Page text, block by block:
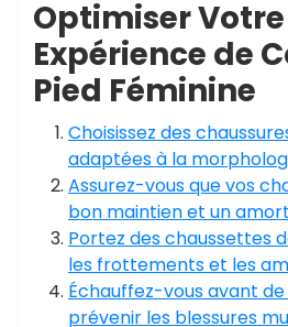
Optimiser Votre
Expérience de
Pied Féminine
Choisissez des
adaptées à la
Assurez-vous que vos
bon maintien et un
Portez des chaussettes
les frottements et les
Échauffez-vous avant
prévenir les blessures